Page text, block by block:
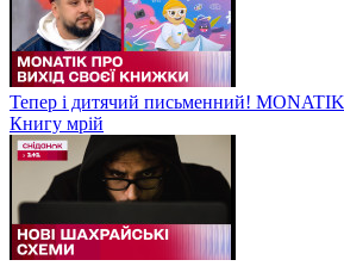
Тепер і дитячий письменний!
Книгу мрій